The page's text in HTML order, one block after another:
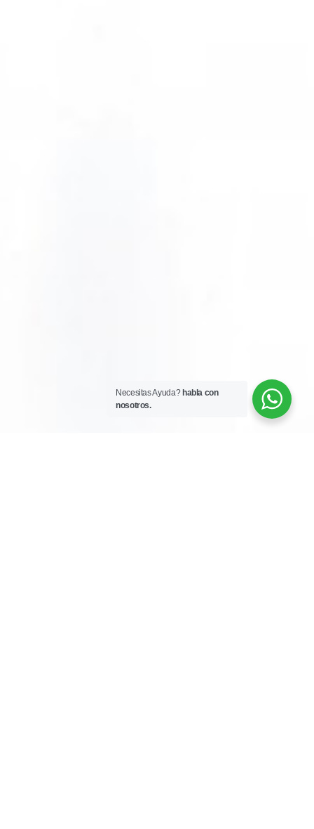
Necesitas Ayuda? habla con
nosotros.